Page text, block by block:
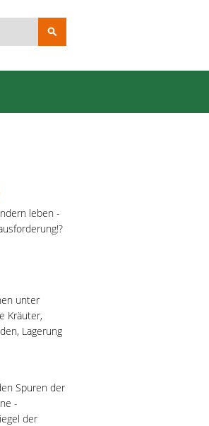
leben -
unter
Kräuter,
Lagerung
Spuren der
-
der